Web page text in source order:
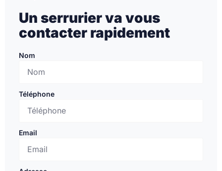
Un serrurier va vous
contacter rapidement
Nom
Téléphone
Email